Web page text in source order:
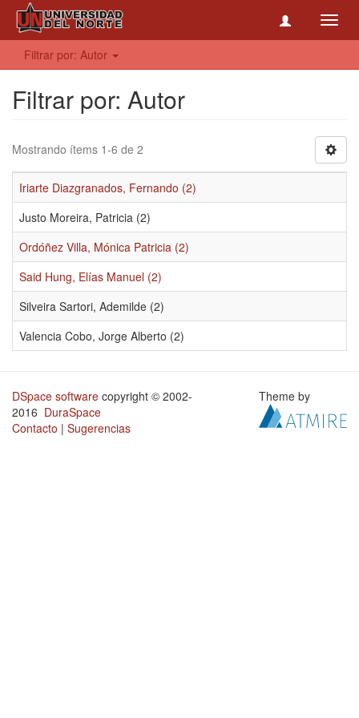
Filtrar por: Autor
Filtrar por: Autor
Mostrando ítems 1-6 de 2
Iriarte Diazgranados, Fernando (2)
Justo Moreira, Patricia (2)
Ordóñez Villa, Mónica Patricia (2)
Said Hung, Elías Manuel (2)
Silveira Sartori, Ademilde (2)
Valencia Cobo, Jorge Alberto (2)
DSpace software copyright © 2002-
2016 DuraSpace
Contacto | Sugerencias
Theme by